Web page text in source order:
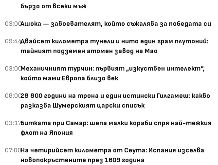
бързо от всеки мъж
03:00Ашока — завоевателят, който съжалява за победата си
09:44Двайсет километра тунели и нито един грам плутоний:
тайният подземен атомен завод на Мао
03:00Механичният турчин: първият „изкуствен интелект“,
който мами Европа близо век
08:0028 800 години на трона и един истински Гилгамеш: какво
разказва Шумерският царски списък
03:17Битката при Самар: шепа малки кораби спря най-тежкия
флот на Япония
07:00На четирийсет километра от Сеута: Испания изселва
новопокръстените през 1609 година